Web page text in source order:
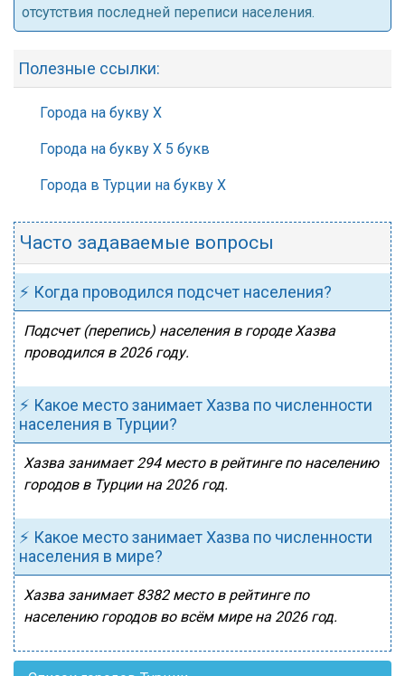
отсутствия последней переписи населения.
Полезные ссылки:
Города на букву Х
Города на букву Х 5 букв
Города в Турции на букву Х
Часто задаваемые вопросы
⚡ Когда проводился подсчет населения?
Подсчет (перепись) населения в городе Хазва
проводился в 2026 году.
⚡ Какое место занимает Хазва по численности
населения в Турции?
Хазва занимает 294 место в рейтинге по населению
городов в Турции на 2026 год.
⚡ Какое место занимает Хазва по численности
населения в мире?
Хазва занимает 8382 место в рейтинге по
населению городов во всём мире на 2026 год.